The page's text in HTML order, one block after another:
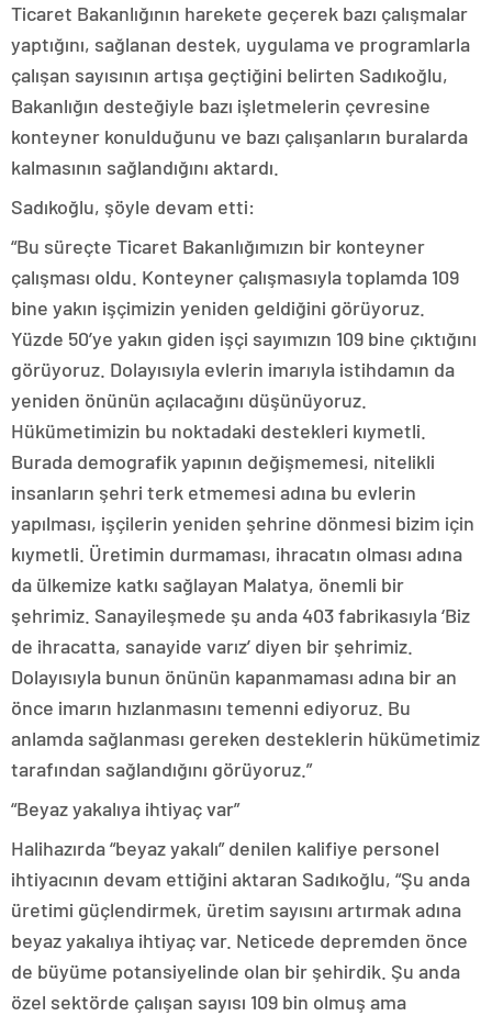
Ticaret Bakanlığının harekete geçerek bazı çalışmalar
yaptığını, sağlanan destek, uygulama ve programlarla
çalışan sayısının artışa geçtiğini belirten Sadıkoğlu,
Bakanlığın desteğiyle bazı işletmelerin çevresine
konteyner konulduğunu ve bazı çalışanların buralarda
kalmasının sağlandığını aktardı.
Sadıkoğlu, şöyle devam etti:
“Bu süreçte Ticaret Bakanlığımızın bir konteyner
çalışması oldu. Konteyner çalışmasıyla toplamda 109
bine yakın işçimizin yeniden geldiğini görüyoruz.
Yüzde 50’ye yakın giden işçi sayımızın 109 bine çıktığını
görüyoruz. Dolayısıyla evlerin imarıyla istihdamın da
yeniden önünün açılacağını düşünüyoruz.
Hükümetimizin bu noktadaki destekleri kıymetli.
Burada demografik yapının değişmemesi, nitelikli
insanların şehri terk etmemesi adına bu evlerin
yapılması, işçilerin yeniden şehrine dönmesi bizim için
kıymetli. Üretimin durmaması, ihracatın olması adına
da ülkemize katkı sağlayan Malatya, önemli bir
şehrimiz. Sanayileşmede şu anda 403 fabrikasıyla ‘Biz
de ihracatta, sanayide varız’ diyen bir şehrimiz.
Dolayısıyla bunun önünün kapanmaması adına bir an
önce imarın hızlanmasını temenni ediyoruz. Bu
anlamda sağlanması gereken desteklerin hükümetimiz
tarafından sağlandığını görüyoruz.”
“Beyaz yakalıya ihtiyaç var”
Halihazırda “beyaz yakalı” denilen kalifiye personel
ihtiyacının devam ettiğini aktaran Sadıkoğlu, “Şu anda
üretimi güçlendirmek, üretim sayısını artırmak adına
beyaz yakalıya ihtiyaç var. Neticede depremden önce
de büyüme potansiyelinde olan bir şehirdik. Şu anda
özel sektörde çalışan sayısı 109 bin olmuş ama